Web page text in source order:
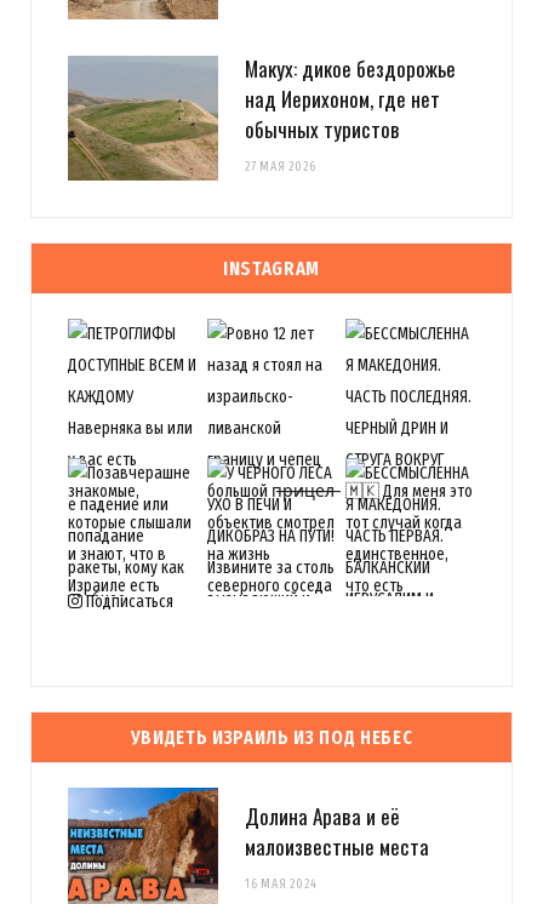
Макух: дикое бездорожье
над Иерихоном, где нет
обычных туристов
27 МАЯ 2026
INSTAGRAM
Подписаться
УВИДЕТЬ ИЗРАИЛЬ ИЗ ПОД НЕБЕС
Долина Арава и её
малоизвестные места
16 МАЯ 2024